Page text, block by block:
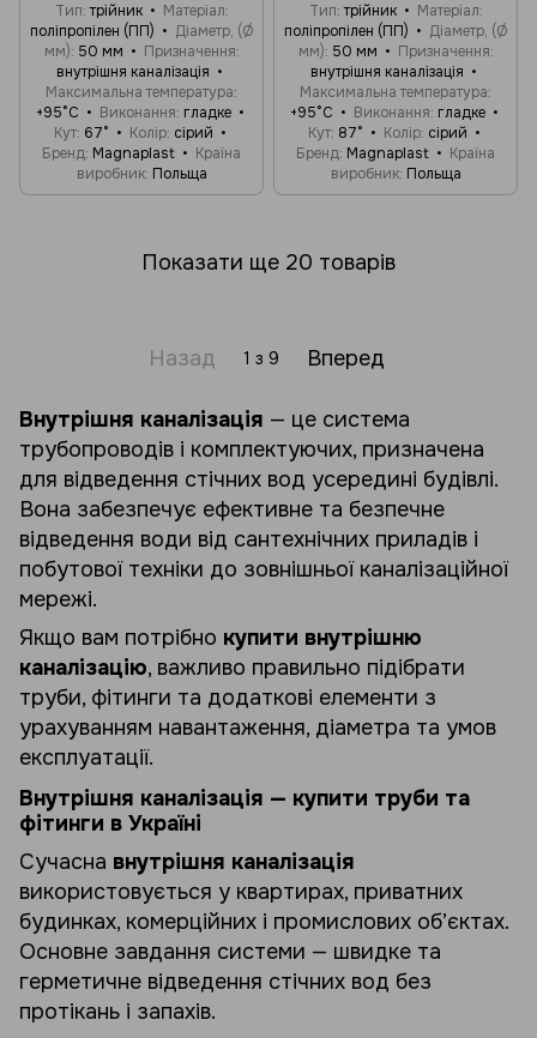
Тип трійник
Матеріал
поліпропілен (ПП)
Діаметр, (Ø
мм) 50 мм
Призначення
внутрішня каналізація
Максимальна температура
+95°C
Виконання гладке
Кут 67° Колір сірий
Бренд Magnaplast
Країна
виробник Польща
Тип трійник
Матеріал
поліпропілен (ПП)
Діаметр, (Ø
мм) 50 мм
Призначення
внутрішня каналізація
Максимальна температура
+95°C
Виконання гладке
Кут 87° Колір сірий
Бренд Magnaplast
Країна
виробник Польща
Показати ще 20 товарів
Назад 1 з 9 Вперед
Внутрішня каналізація — це система
трубопроводів і комплектуючих, призначена
для відведення стічних вод усередині будівлі.
Вона забезпечує ефективне та безпечне
відведення води від сантехнічних приладів і
побутової техніки до зовнішньої каналізаційної
мережі.
Якщо вам потрібно купити внутрішню
каналізацію, важливо правильно підібрати
труби, фітинги та додаткові елементи з
урахуванням навантаження, діаметра та умов
експлуатації.
Внутрішня каналізація — купити труби та
фітинги в Україні
Сучасна внутрішня каналізація
використовується у квартирах, приватних
будинках, комерційних і промислових об’єктах.
Основне завдання системи — швидке та
герметичне відведення стічних вод без
протікань і запахів.